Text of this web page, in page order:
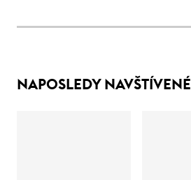
NAPOSLEDY NAVŠTÍVENÉ